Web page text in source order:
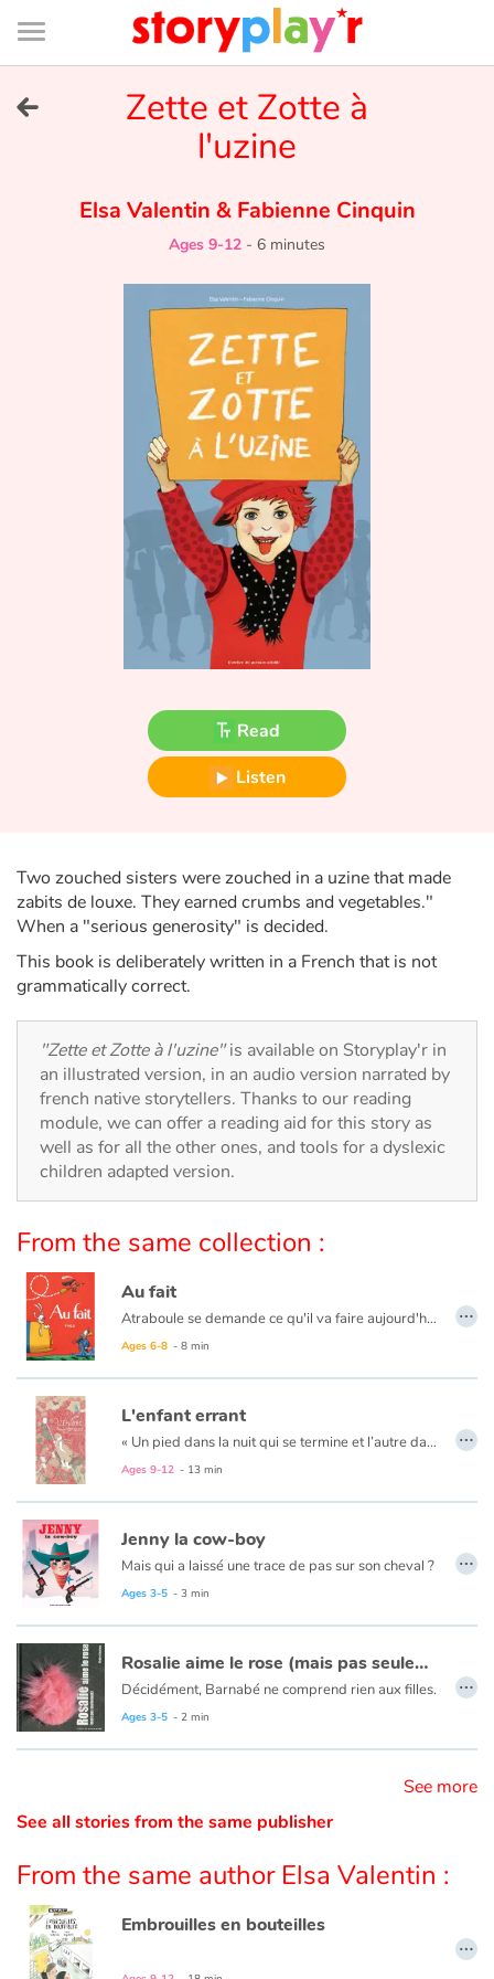
Connexion
Bibliothèque
de
page
Try for free
Tales and classics in french
Fable, myth, literature and poetry
Princesses and princes, kings, queens and dragons
Ogres, monsters and witches
Heroines and Heroes
Ecology, nature, seasons
Around the world
Learning
Arts, space, activities
Documentaries
With the family
Daily life and hobbies
Love and friendship
Social issues
Emotions and feelings
Formats and illustrations
Catalogue anglais
Contraste +
Help
Libraries
Videos & Tutorials
Zette et Zotte à
l'uzine
Elsa Valentin &Fabienne Cinquin
Ages 9-12 - 6 minutes
Read
Listen
Two zouched sisters were zouched in a uzine that made
zabits de louxe. They earned crumbs and vegetables."
When a "serious generosity" is decided.
This book is deliberately written in a French that is not
grammatically correct.
"Zette et Zotte à l'uzine"is available on Storyplay'r in
an illustrated version, in an audio version narrated by
french native storytellers. Thanks to our reading
module, we can offer a reading aid for this story as
well as for all the other ones, and tools for a dyslexic
children adapted version.
From the same collection :
Au fait
Atraboule se demande ce qu'il va faire aujourd'hui. Déjeuner chez sa cousine Louise ? Aller chez le dentiste ? Passer au bureau ? Repasser à la maison ? Non, rien de tout ça. Il ira chasser l'ours.
Ages 6-8 - 8 min
…
L'enfant errant
« Un pied dans la nuit qui se termine et l’autre dans le jour qui se lève un enfant seul enjambe l’horizon. Il pose le pied sur la terre froide et se met en marche. »
Ages 9-12 - 13 min
…
Jenny la cow-boy
Mais qui a laissé une trace de pas sur son cheval ?
Ages 3-5 - 3 min
…
Rosalie aime le rose (mais pas seulement)
Décidément, Barnabé ne comprend rien aux filles.
Ages 3-5 - 2 min
…
See more
See all stories from the same publisher
From the same author Elsa Valentin :
Embrouilles en bouteilles
…